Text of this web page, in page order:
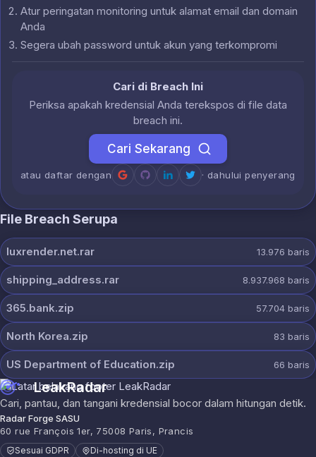
Atur peringatan monitoring untuk alamat email dan domain
Anda
Segera ubah password untuk akun yang terkompromi
Cari di Breach Ini
Periksa apakah kredensial Anda terekspos di file data
breach ini.
Cari Sekarang
atau daftar dengan · dahului penyerang
File Breach Serupa
luxrender.net.rar 13.976 baris
shipping_address.rar 8.937.968 baris
365.bank.zip 57.704 baris
North Korea.zip 83 baris
US Department of Education.zip 66 baris
LeakRadar
Cari, pantau, dan tangani kredensial bocor dalam hitungan detik.
Radar Forge SASU
60 rue François 1er, 75008 Paris, Prancis
Sesuai GDPR Di-hosting di UE